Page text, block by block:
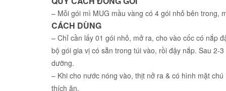
– Mỗi gói mì MUG mầu vàng có 4 gói nhỏ bên trong,
CÁCH DÙNG
– Chỉ cần lấy 01 gói nhỏ, mở ra, cho vào cốc có nắp
bộ gói gia vị có sẵn trong túi vào, rồi đậy nắp. Sau 2-
dưỡng.
– Khi cho nước nóng vào, thịt nở ra & có hình mặt
thích ăn.